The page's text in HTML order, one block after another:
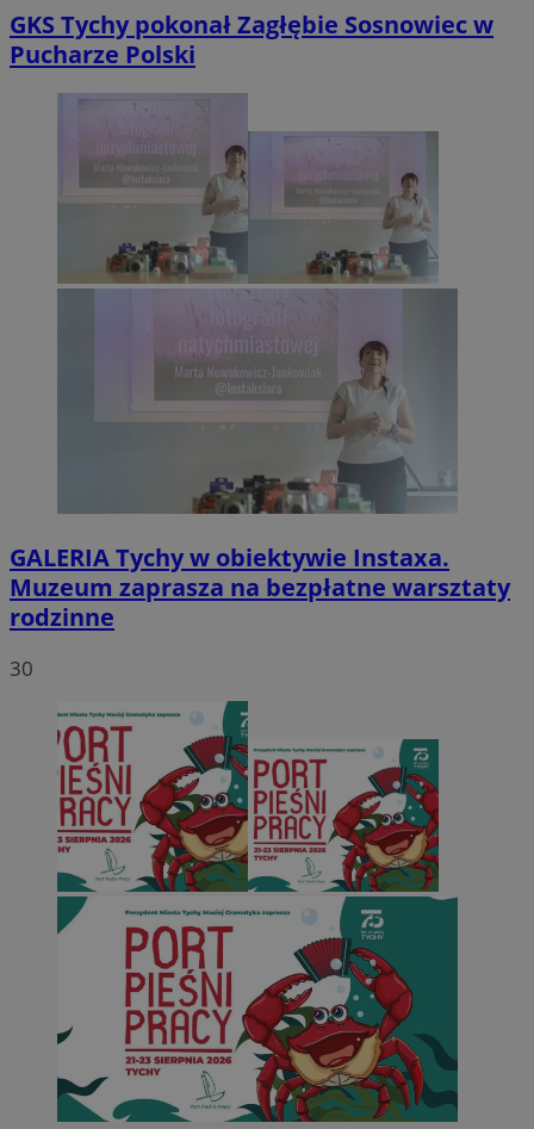
GKS Tychy pokonał Zagłębie Sosnowiec w
Pucharze Polski
GALERIATychy w obiektywie Instaxa.
Muzeum zaprasza na bezpłatne warsztaty
rodzinne
30